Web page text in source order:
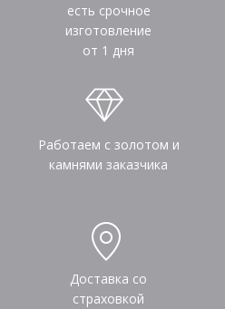
есть срочное
изготовление
от 1 дня
Работаем с золотом и
камнями заказчика
Доставка со
страховкой